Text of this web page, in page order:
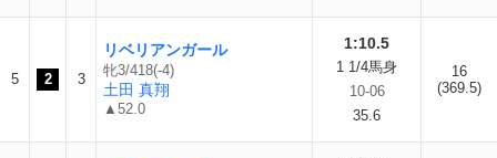
5 2 3
リベリアンガール
牝3/418(-4)
土田 真翔
▲52.0
1:10.5
1 1/4馬身
10-06
35.6
16
(369.5)